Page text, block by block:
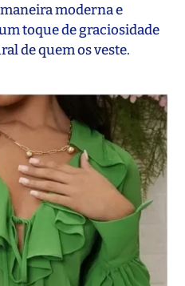
moderna e
toque de graciosidade
de quem os veste.